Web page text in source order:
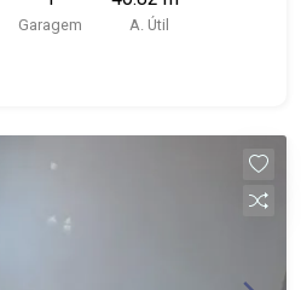
ao Buffet Alphaville,
Garagem A. Útil